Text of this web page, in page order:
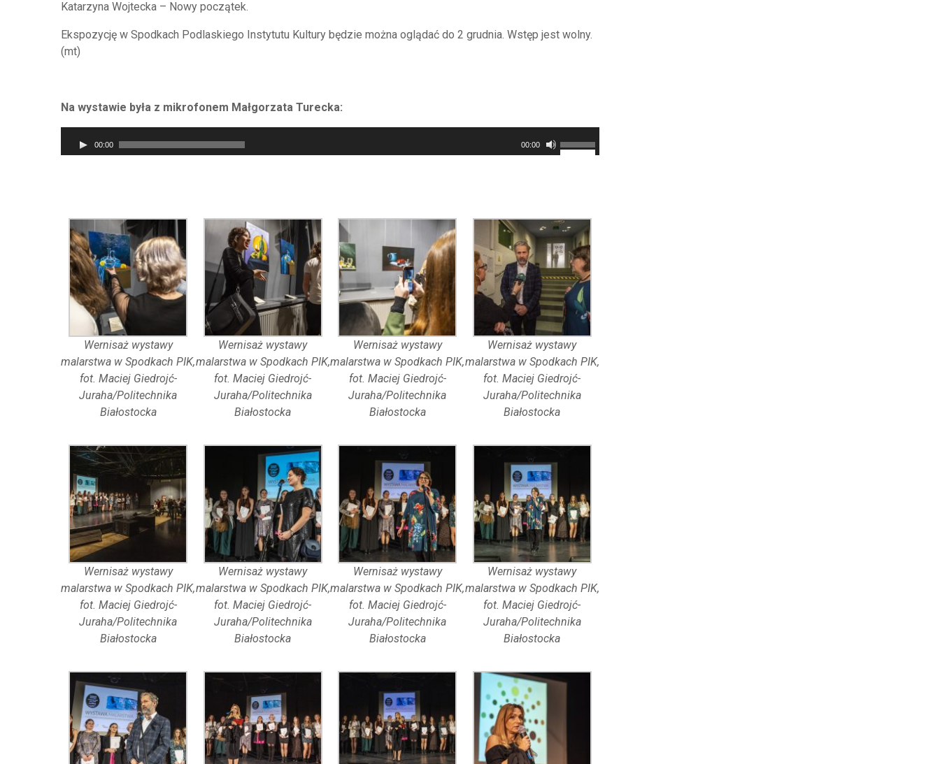
Katarzyna Wojtecka – Nowy początek.
Ekspozycję w Spodkach Podlaskiego Instytutu Kultury będzie można oglądać do 2 grudnia. Wstęp jest wolny.
(mt)
Na wystawie była z mikrofonem Małgorzata Turecka:
plików
00:00 00:00
Używaj
strzałek
aby
zwiększyć
lub
zmniejszyć
głośność.
Wernisaż wystawy
malarstwa w Spodkach PIK,
fot. Maciej Giedrojć-
Juraha/Politechnika
Białostocka
Wernisaż wystawy
malarstwa w Spodkach PIK,
fot. Maciej Giedrojć-
Juraha/Politechnika
Białostocka
Wernisaż wystawy
malarstwa w Spodkach PIK,
fot. Maciej Giedrojć-
Juraha/Politechnika
Białostocka
Wernisaż wystawy
malarstwa w Spodkach PIK,
fot. Maciej Giedrojć-
Juraha/Politechnika
Białostocka
Wernisaż wystawy
malarstwa w Spodkach PIK,
fot. Maciej Giedrojć-
Juraha/Politechnika
Białostocka
Wernisaż wystawy
malarstwa w Spodkach PIK,
fot. Maciej Giedrojć-
Juraha/Politechnika
Białostocka
Wernisaż wystawy
malarstwa w Spodkach PIK,
fot. Maciej Giedrojć-
Juraha/Politechnika
Białostocka
Wernisaż wystawy
malarstwa w Spodkach PIK,
fot. Maciej Giedrojć-
Juraha/Politechnika
Białostocka